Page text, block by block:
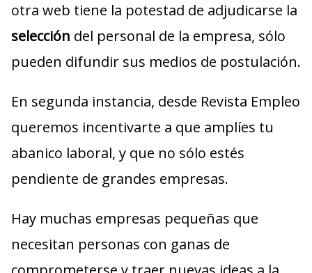
otra web tiene la potestad de adjudicarse la
selección del personal de la empresa, sólo
pueden difundir sus medios de postulación.
En segunda instancia, desde Revista Empleo
queremos incentivarte a que amplíes tu
abanico laboral, y que no sólo estés
pendiente de grandes empresas.
Hay muchas empresas pequeñas que
necesitan personas con ganas de